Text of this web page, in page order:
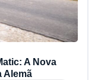
A Nova
Alemã